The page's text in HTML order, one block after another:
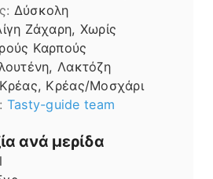
Δύσκολη
Ζάχαρη, Χωρίς
Καρπούς
Λακτόζη
Κρέας, Κρέας/Μοσχάρι
Tasty-guide team
ανά μερίδα